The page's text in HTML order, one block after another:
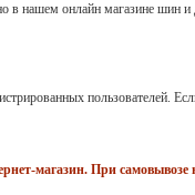
нашем онлайн магазине шин и
пользователей.
магазин. При